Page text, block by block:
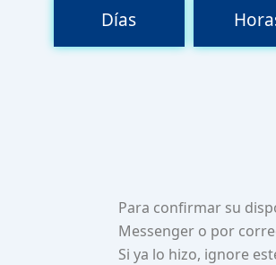
Días
Para confirmar su
Messenger o por
Si ya lo hizo, ignore